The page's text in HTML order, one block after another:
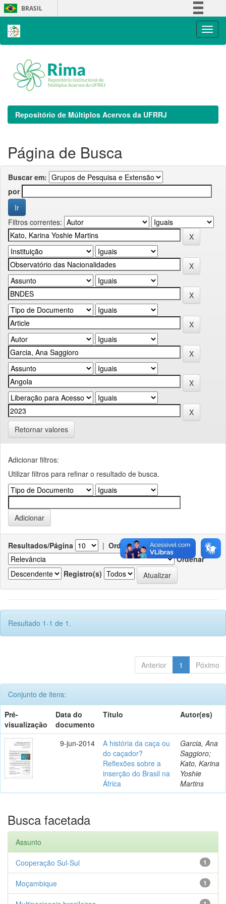
Skip
navigation
BRASIL
Repositório de Múltiplos Acervos da UFRRJ
Página de Busca
Buscar em:
por
Filtros correntes:
Retornar valores
Adicionar filtros:
Utilizar filtros para refinar o resultado de busca.
Resultados/Página | Ordenar registros por
Ordenar
Registro(s)
Resultado 1-1 de 1.
Anterior 1 Póximo
Conjunto de itens:
Pré-
visualização
Data do
documento
Título Autor(es)
9-jun-2014
A história da caça ou
do caçador?
Reflexões sobre a
inserção do Brasil na
África
Garcia, Ana
Saggioro;
Kato, Karina
Yoshie
Martins
Busca facetada
Assunto
1
Cooperação Sul-Sul
1
Moçambique